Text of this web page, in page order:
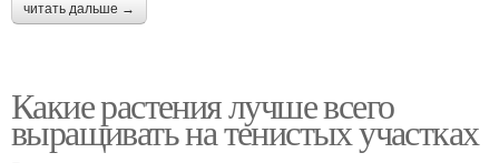
читать дальше →
Какие растения лучше всего
выращивать на тенистых участках